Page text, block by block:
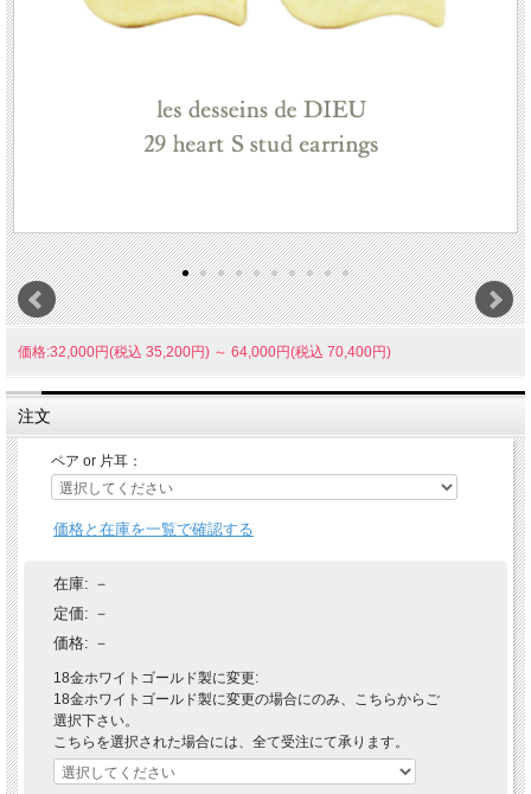
価格:32,000円(税込 35,200円) ～ 64,000円(税込 70,400円)
注文
ペア or 片耳：
価格と在庫を一覧で確認する
在庫: －
定価: －
価格: －
18金ホワイトゴールド製に変更:
18金ホワイトゴールド製に変更の場合にのみ、こちらからご
選択下さい。
こちらを選択された場合には、全て受注にて承ります。